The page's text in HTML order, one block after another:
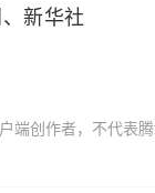
新华社
端创作者，不代表